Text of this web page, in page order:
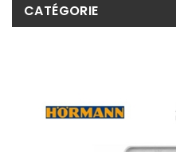
CATÉGORIE